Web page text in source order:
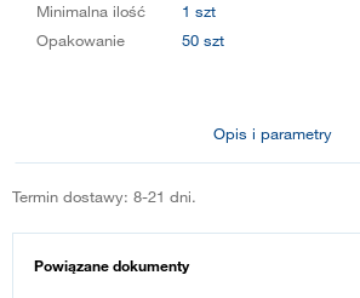
Minimalna ilość
1 szt
Opakowanie
50 szt
Opis i parametry
Termin dostawy: 8-21 dni.
Powiązane dokumenty